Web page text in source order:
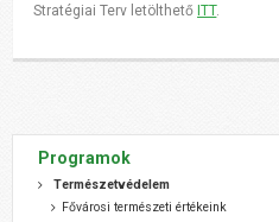
Stratégiai Terv letölthetőITT.
Programok
Természetvédelem
Fővárosi természeti értékeink